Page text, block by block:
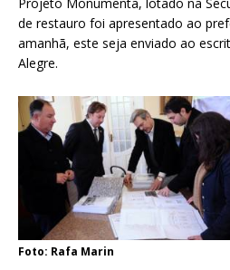
de restauro foi apresentado ao
amanhã, este seja enviado ao
Alegre.
Foto: Rafa Marin